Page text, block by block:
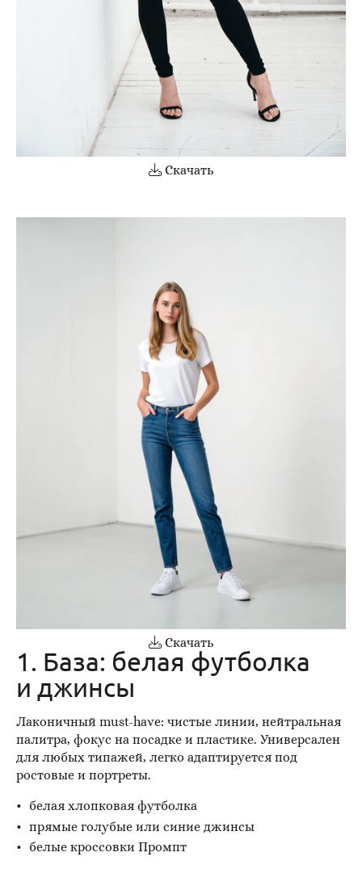
Скачать
Скачать
1. База: белая футболка
и джинсы
Лаконичный must-have: чистые линии, нейтральная
палитра, фокус на посадке и пластике. Универсален
для любых типажей, легко адаптируется под
ростовые и портреты.
белая хлопковая футболка
прямые голубые или синие джинсы
белые кроссовки Промпт